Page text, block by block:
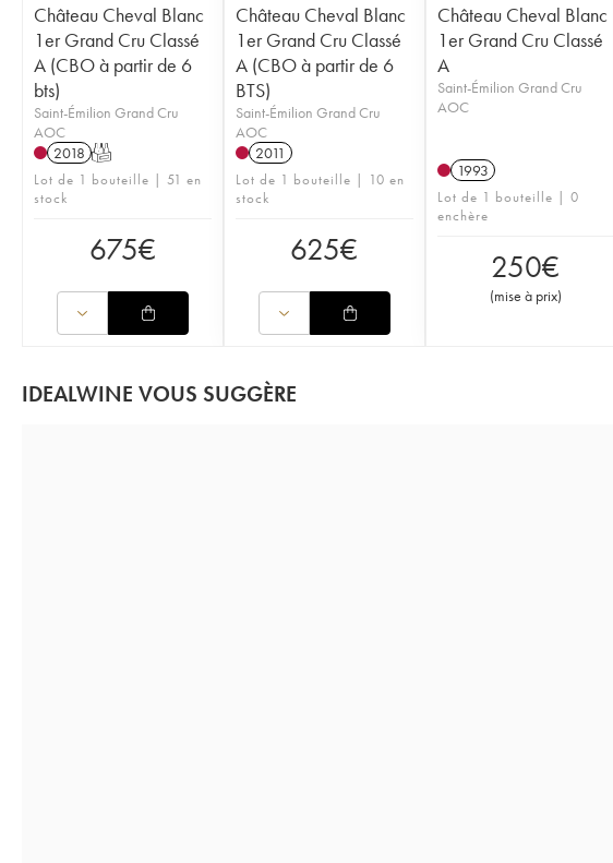
Château Cheval Blanc
1er Grand Cru Classé
A (CBO à partir de 6
bts)
Saint-Émilion Grand Cru
AOC
2018 T
Lot de 1 bouteille | 51 en
stock
675€
Château Cheval Blanc
1er Grand Cru Classé
A (CBO à partir de 6
BTS)
Saint-Émilion Grand Cru
AOC
2011
Lot de 1 bouteille | 10 en
stock
625€
Château Cheval Blanc
1er Grand Cru Classé
A
Saint-Émilion Grand Cru
AOC
1993
Lot de 1 bouteille | 0
enchère
250€
(mise à prix)
IDEALWINE VOUS SUGGÈRE